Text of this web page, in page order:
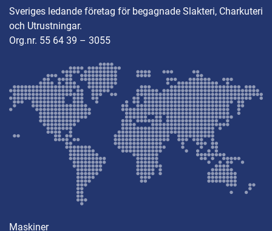
Sveriges ledande företag för begagnade Slakteri, Charkuteri
och Utrustningar.
Org.nr. 55 64 39 – 3055
Maskiner